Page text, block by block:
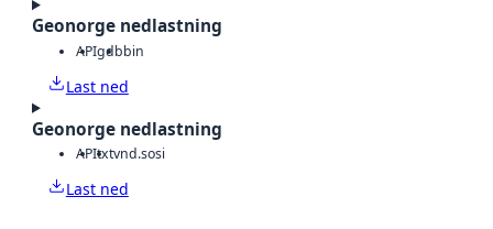
Geonorge nedlastning
APIgdbbin
Last ned
Geonorge nedlastning
APItxtvnd.sosi
Last ned